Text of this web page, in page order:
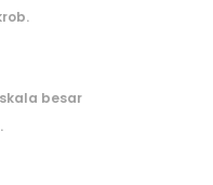
besar